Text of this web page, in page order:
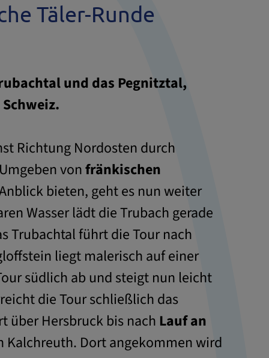
Täler-Runde
und das Pegnitztal,
Richtung Nordosten durch
vonfränkischen
bieten, geht es nun weiter
Wasser lädt die Trubach gerade
Trubachtal führt die Tour nach
liegt malerisch auf einer
südlich ab und steigt nun leicht
die Tour schließlich das
über Hersbruck bis nach Lauf an
Kalchreuth. Dort angekommen wird